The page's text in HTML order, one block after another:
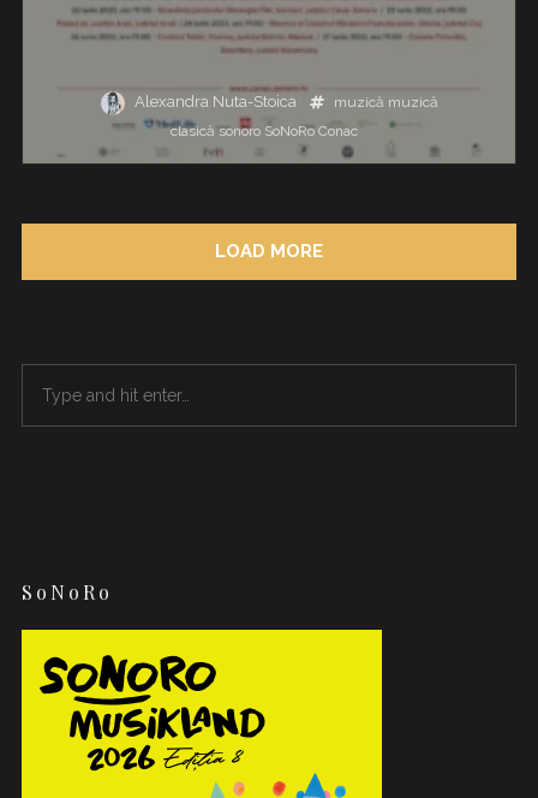
Alexandra Nuta-Stoica muzică muzică
clasică sonoro SoNoRo Conac
LOAD MORE
SoNoRo